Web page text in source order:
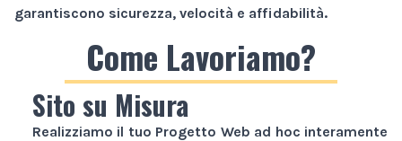
garantiscono sicurezza, velocità e affidabilità.
Come Lavoriamo?
Sito su Misura
Realizziamo il tuo Progetto Web ad hoc interamente